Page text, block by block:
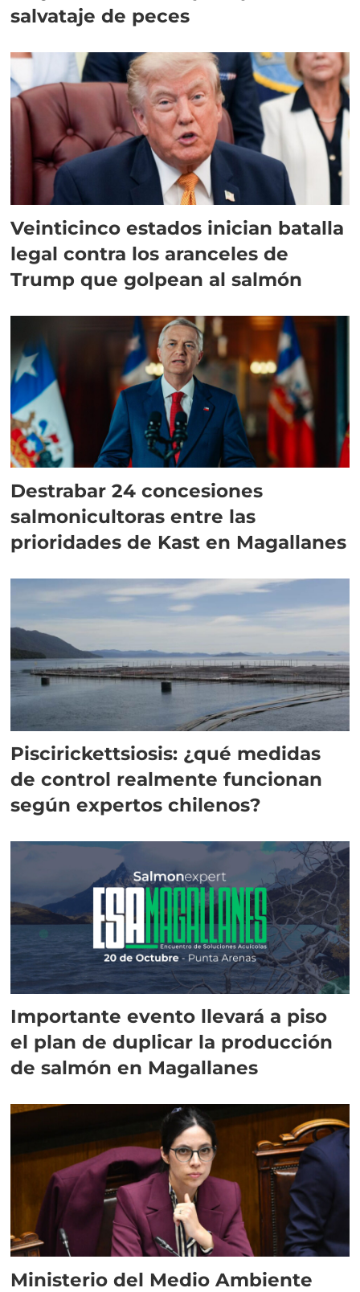
salvataje de peces
Veinticinco estados inician batalla
legal contra los aranceles de
Trump que golpean al salmón
Destrabar 24 concesiones
salmonicultoras entre las
prioridades de Kast en Magallanes
Piscirickettsiosis: ¿qué medidas
de control realmente funcionan
según expertos chilenos?
Importante evento llevará a piso
el plan de duplicar la producción
de salmón en Magallanes
Ministerio del Medio Ambiente